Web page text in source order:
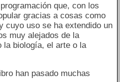
que, con los
gracias a cosas como
cuyo uso se ha extendido un
muy alejados de la
la biología, el arte o la
han pasado muchas